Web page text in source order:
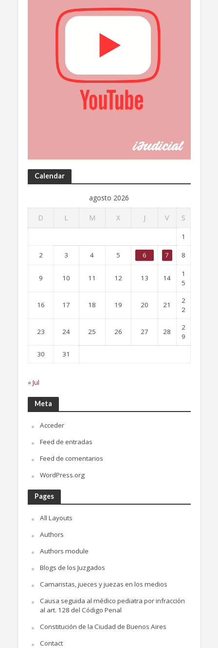
Calendar
agosto 2026
D L M X J V S
1
2 3 4 5 6 7 8
9 10 11 12 13 14
1
5
16 17 18 19 20 21
2
2
23 24 25 26 27 28
2
9
30
31
« Jul
Meta
Acceder
Feed de entradas
Feed de comentarios
WordPress.org
Pages
All Layouts
Authors
Authors module
Blogs de los Juzgados
Camaristas, jueces y juezas en los medios
Causa seguida al médico pediatra por infracción
al art. 128 del Código Penal
Constitución de la Ciudad de Buenos Aires
Contact